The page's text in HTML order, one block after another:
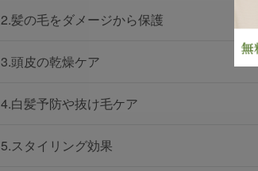
2.髪の毛をダメージから保護
3.頭皮の乾燥ケア
4.白髪予防や抜け毛ケア
5.スタイリング効果